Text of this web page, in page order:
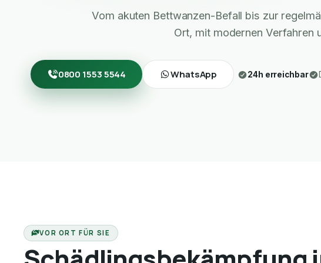
Vom akuten Bettwanzen-Befall bis zur
Ort, mit modernen Verfahren
0800 1553 5544 WhatsApp 24h erreichbar
VOR ORT FÜR SIE